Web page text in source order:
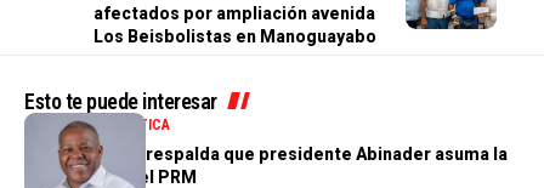
afectados por ampliación avenida
Los Beisbolistas en Manoguayabo
Esto te puede interesar
NACIONALES POLÍTICA
Adán Peguero respalda que presidente Abinader asuma la
presidencia del PRM